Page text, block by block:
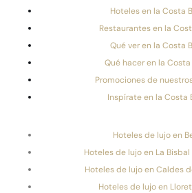
Hoteles en la Costa
Restaurantes en la
Qué ver en la Costa
Qué hacer en la Costa
Promociones de
Inspírate en la Costa
Hoteles de lujo en
Hoteles de lujo en La Bisbal
Hoteles de lujo en Caldes
Hoteles de lujo en